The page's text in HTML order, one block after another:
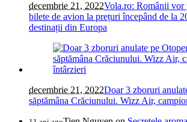
decembrie 21, 2022Vola.ro: Românii vor
bilete de avion la prețuri începând de la
destinații din Europa
decembrie 21, 2022Doar 3 zboruri
săptămâna Crăciunului. Wizz Air,